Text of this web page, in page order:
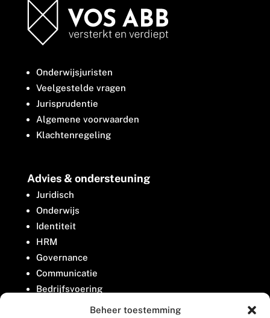
Beheer toestemming
Onderwijsjuristen
Veelgestelde vragen
Jurisprudentie
Algemene voorwaarden
Klachtenregeling
Advies & ondersteuning
Juridisch
Onderwijs
Identiteit
HRM
Governance
Communicatie
Bedrijfsvoering
Belangenbehartiging